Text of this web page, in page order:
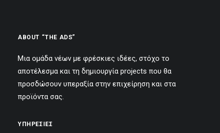
ABOUT “THE ADS”
Μια ομάδα νέων με φρέσκιες ιδέες, στόχο το
αποτέλεσμα και τη δημιουργία projects που θα
προσδώσουν υπεραξία στην επιχείρηση και στα
προϊόντα σας.
ΥΠΗΡΕΣΙΕΣ